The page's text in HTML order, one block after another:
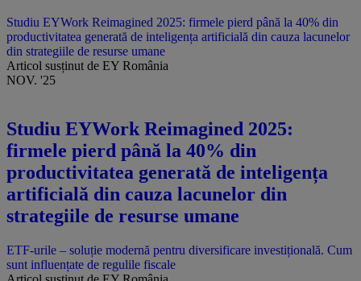
Studiu EYWork Reimagined 2025: firmele pierd până la 40% din
productivitatea generată de inteligența artificială din cauza lacunelor
din strategiile de resurse umane
Articol susținut de EY România
NOV. '25
Studiu EYWork Reimagined 2025:
firmele pierd până la 40% din
productivitatea generată de inteligența
artificială din cauza lacunelor din
strategiile de resurse umane
ETF-urile – soluție modernă pentru diversificare investițională. Cum
sunt influențate de regulile fiscale